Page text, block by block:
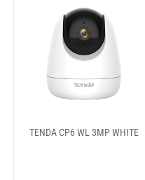
TENDA CP6 WL 3MP WHITE